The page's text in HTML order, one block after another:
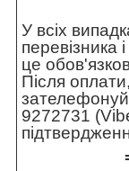
У всіх
перевізника
це
Після
9272731